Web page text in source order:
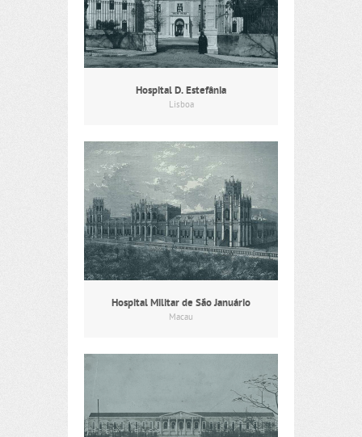
Hospital D. Estefânia
Lisboa
Hospital Militar de São Januário
Macau